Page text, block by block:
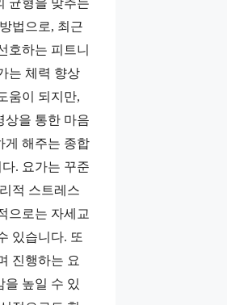
법으로, 최근
호하는 피트니
는 체력 향상
움이 되지만,
상을 통한 마음
게 해주는 종합
. 요가는 꾸준
적 스트레스
으로는 자세교
있습니다. 또
진행하는 요
을 높일 수 있